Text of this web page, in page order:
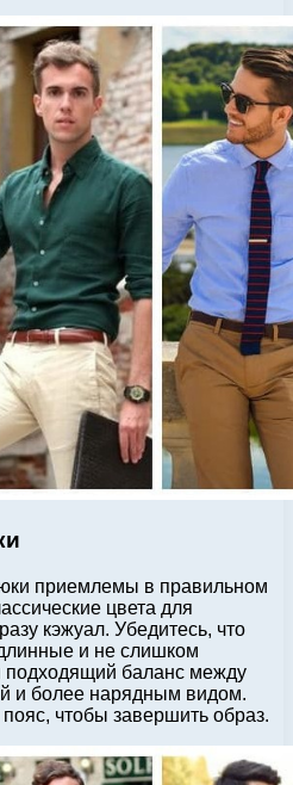
приемлемы в правильном
цвета для
кэжуал. Убедитесь, что
и не слишком
подходящий баланс между
и более нарядным видом.
чтобы завершить образ.